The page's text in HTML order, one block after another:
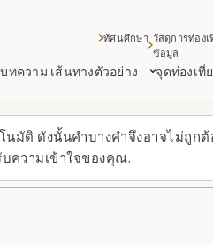
มัติ ดังนั้นคำบางคำจึงอาจไม่ถูกต้
ความเข้าใจของคุณ.
บทความ เส้นทางตัวอย่าง จุดท่องเที่
ทัศนศึกษา วัสดุการท่องเ
ข้อมูล